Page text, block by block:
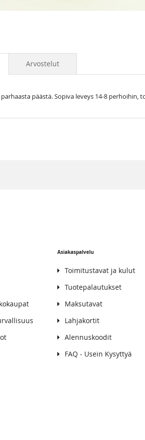
parhaasta päästä. Sopiva leveys 14-8
Arvostelut
Asiakaspalvelu
Toimitustavat ja kulut
Tuotepalautukset
Maksutavat
Lahjakortit
Alennuskoodit
FAQ - Usein Kysyttyä